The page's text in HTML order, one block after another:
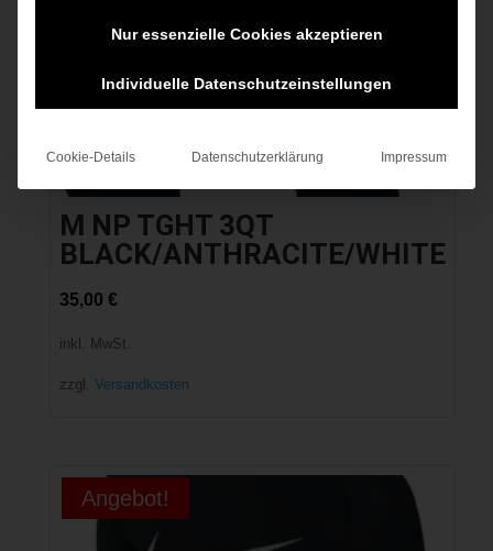
M NP TGHT 3QT
BLACK/ANTHRACITE/WHITE
35,00 €
inkl. MwSt.
zzgl. Versandkosten
Angebot!
Nur essenzielle Cookies akzeptieren
Individuelle Datenschutzeinstellungen
Cookie-Details Datenschutzerklärung Impressum